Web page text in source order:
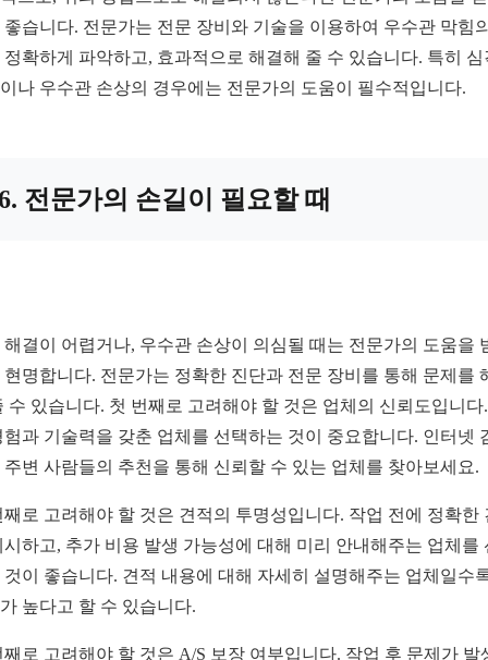
좋습니다. 전문가는 전문 장비와 기술을 이용하여 우수관 막힘
정확하게 파악하고, 효과적으로 해결해 줄 수 있습니다. 특히 심
나 우수관 손상의 경우에는 전문가의 도움이 필수적입니다.
전문가의 손길이 필요할 때
해결이 어렵거나, 우수관 손상이 의심될 때는 전문가의 도움을
현명합니다. 전문가는 정확한 진단과 전문 장비를 통해 문제를
수 있습니다. 첫 번째로 고려해야 할 것은 업체의 신뢰도입니다
험과 기술력을 갖춘 업체를 선택하는 것이 중요합니다. 인터넷
주변 사람들의 추천을 통해 신뢰할 수 있는 업체를 찾아보세요.
째로 고려해야 할 것은 견적의 투명성입니다. 작업 전에 정확한
시하고, 추가 비용 발생 가능성에 대해 미리 안내해주는 업체를
것이 좋습니다. 견적 내용에 대해 자세히 설명해주는 업체일수
높다고 할 수 있습니다.
째로 고려해야 할 것은 A/S 보장 여부입니다. 작업 후 문제가 발